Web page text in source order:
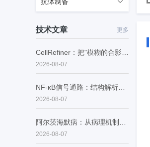
GPCR
蛋白互作
膜蛋白结合
离子通道
B细胞分离纯化
抗体阳性株筛选
抗体分型
技术文章 更多
2026-08-07
2026-08-07
2026-08-07